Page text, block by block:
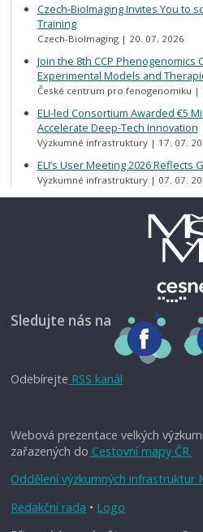
Czech-BioImaging Invites You to
Training
Czech-BioImaging 20. 07. 2026
Join the 8th CCP
Experimental Models and
České centrum pro fenogenomiku
ELI-led Consortium Awarded €5
Accelerate Deep-Tech Innovation
Výzkumné infrastruktury 17. 07.
ELI’s User Meeting 2026 Reflects
Výzkumné infrastruktury 07. 07.
Sledujte nás na
Odebírejte RSS kanál
Webová prezentace velkých
zařazených do Cestovní mapy ČR.
Oddělení výzkumných infrastruktur
Redakční rada • Logo